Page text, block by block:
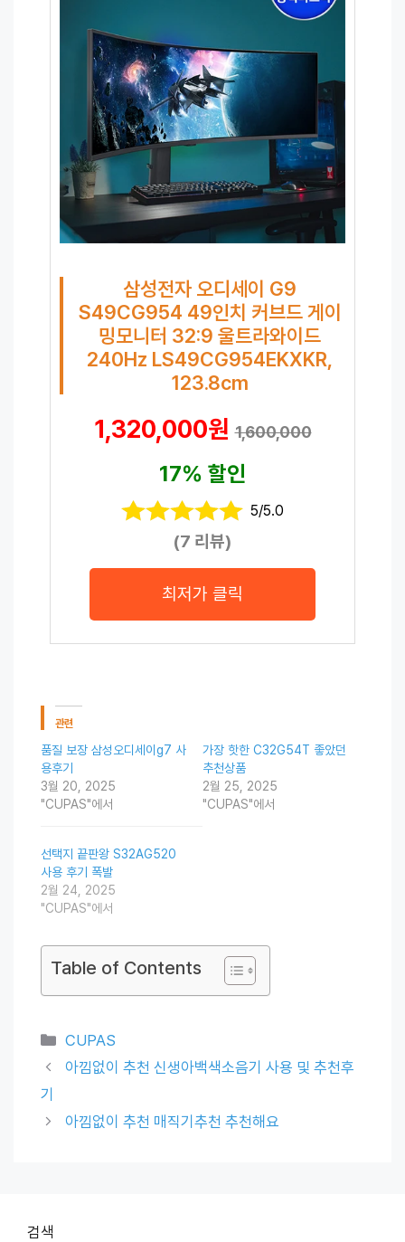
삼성전자 오디세이 G9
S49CG954 49인치 커브드 게이
밍모니터 32:9 울트라와이드
240Hz LS49CG954EKXKR,
123.8cm
1,320,000원1,600,000
17% 할인
5/5.0
(7 리뷰)
최저가 클릭
관련
품질 보장 삼성오디세이g7 사
용후기
3월 20, 2025
"CUPAS"에서
가장 핫한 C32G54T 좋았던
추천상품
2월 25, 2025
"CUPAS"에서
선택지 끝판왕 S32AG520
사용 후기 폭발
2월 24, 2025
"CUPAS"에서
Table of Contents
Categories
CUPAS
아낌없이 추천 신생아백색소음기 사용 및 추천후
기
아낌없이 추천 매직기추천 추천해요
검색